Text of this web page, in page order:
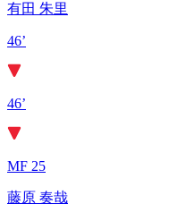
有田 朱里
46’
46’
MF 25
藤原 奏哉